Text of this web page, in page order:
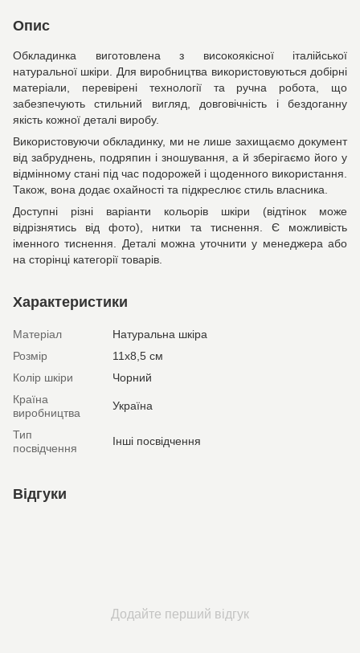
Опис
Обкладинка виготовлена з високоякісної італійської
натуральної шкіри. Для виробництва використовуються добірні
матеріали, перевірені технології та ручна робота, що
забезпечують стильний вигляд, довговічність і бездоганну
якість кожної деталі виробу.
Використовуючи обкладинку, ми не лише захищаємо документ
від забруднень, подряпин і зношування, а й зберігаємо його у
відмінному стані під час подорожей і щоденного використання.
Також, вона додає охайності та підкреслює стиль власника.
Доступні різні варіанти кольорів шкіри (відтінок може
відрізнятись від фото), нитки та тиснення. Є можливість
іменного тиснення. Деталі можна уточнити у менеджера або
на сторінці категорії товарів.
Характеристики
Матеріал
Натуральна шкіра
Розмір
11х8,5 см
Колір шкіри
Чорний
Країна
виробництва
Україна
Тип
посвідчення
Інші посвідчення
Відгуки
Додайте перший відгук